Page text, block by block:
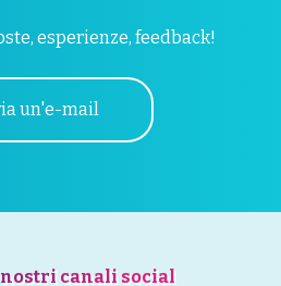
esperienze, feedback!
un'e-mail
nostri canali social